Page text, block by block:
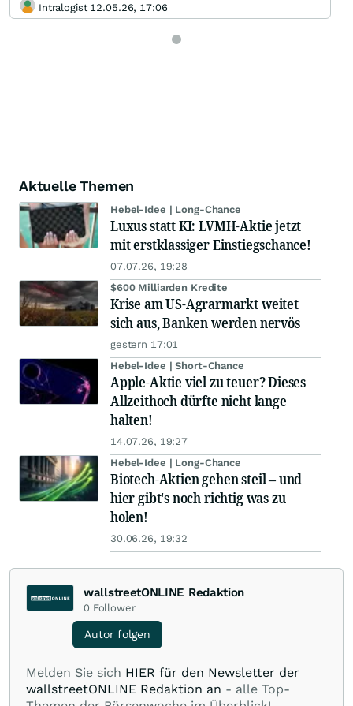
Intralogist 12.05.26, 17:06
Aktuelle Themen
Hebel-Idee | Long-Chance
Luxus statt KI: LVMH-Aktie jetzt
mit erstklassiger Einstiegschance!
07.07.26, 19:28
$600 Milliarden Kredite
Krise am US-Agrarmarkt weitet
sich aus, Banken werden nervös
gestern 17:01
Hebel-Idee | Short-Chance
Apple-Aktie viel zu teuer? Dieses
Allzeithoch dürfte nicht lange
halten!
14.07.26, 19:27
Hebel-Idee | Long-Chance
Biotech-Aktien gehen steil – und
hier gibt's noch richtig was zu
holen!
30.06.26, 19:32
wallstreetONLINE Redaktion
0 Follower
Autor folgen
Melden Sie sich HIER für den Newsletter der
wallstreetONLINE Redaktion an - alle Top-